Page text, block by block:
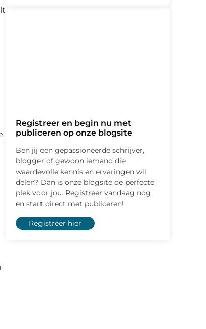
Registreer en begin nu met
publiceren op onze blogsite
Ben jij een gepassioneerde schrijver,
blogger of gewoon iemand die
waardevolle kennis en ervaringen wil
delen? Dan is onze blogsite de perfecte
plek voor jou. Registreer vandaag nog
en start direct met publiceren!
Registreer hier